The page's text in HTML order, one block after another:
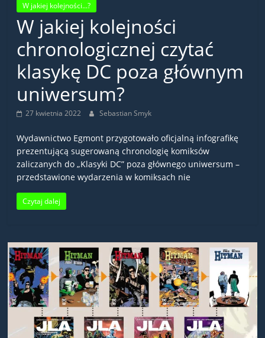
W jakiej kolejności...?
W jakiej kolejności
chronologicznej czytać
klasykę DC poza głównym
uniwersum?
27 kwietnia 2022 Sebastian Smyk
Wydawnictwo Egmont przygotowało oficjalną infografikę
prezentującą sugerowaną chronologię komiksów
zaliczanych do „Klasyki DC” poza głównego uniwersum –
przedstawione wydarzenia w komiksach nie
Czytaj dalej